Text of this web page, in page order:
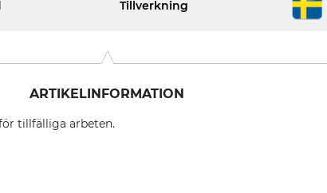
Tillverkning
ARTIKELINFORMATION
tillfälliga arbeten.